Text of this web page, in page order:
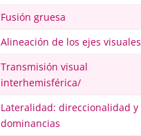
Fusión gruesa
Alineación de los ejes visuales
Transmisión visual
interhemisférica/
Lateralidad: direccionalidad y
dominancias